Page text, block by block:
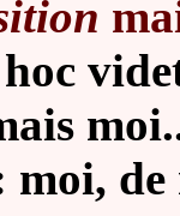
moi,